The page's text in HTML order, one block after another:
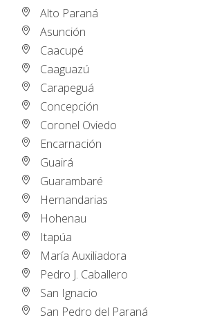
Alto Paraná
Asunción
Caacupé
Caaguazú
Carapeguá
Concepción
Coronel Oviedo
Encarnación
Guairá
Guarambaré
Hernandarias
Hohenau
Itapúa
María Auxiliadora
Pedro J. Caballero
San Ignacio
San Pedro del Paraná